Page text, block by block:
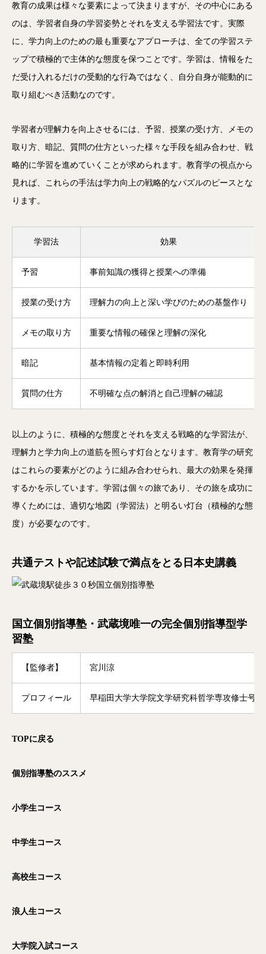
教育の成果は様々な要素によって決まりますが、その中心にある
のは、学習者自身の学習姿勢とそれを支える学習法です。実際
に、学力向上のための最も重要なアプローチは、全ての学習ステ
ップで積極的で主体的な態度を保つことです。学習は、情報をた
だ受け入れるだけの受動的な行為ではなく、自分自身が能動的に
取り組むべき活動なのです。
学習者が理解力を向上させるには、予習、授業の受け方、メモの
取り方、暗記、質問の仕方といった様々な手段を組み合わせ、戦
略的に学習を進めていくことが求められます。教育学の視点から
見れば、これらの手法は学力向上の戦略的なパズルのピースとな
ります。
学習法 効果
予習 事前知識の獲得と授業への準備
授業の受け方 理解力の向上と深い学びのための基盤作り
メモの取り方 重要な情報の確保と理解の深化
暗記 基本情報の定着と即時利用
質問の仕方 不明確な点の解消と自己理解の確認
以上のように、積極的な態度とそれを支える戦略的な学習法が、
理解力と学力向上の道筋を照らす灯台となります。教育学の研究
はこれらの要素がどのように組み合わせられ、最大の効果を発揮
するかを示しています。学習は個々の旅であり、その旅を成功に
導くためには、適切な地図（学習法）と明るい灯台（積極的な態
度）が必要なのです。
共通テストや記述試験で満点をとる日本史講義
国立個別指導塾・武蔵境唯一の完全個別指導型学
習塾
【監修者】 宮川涼
プロフィール 早稲田大学大学院文学研究科哲学専攻修士号
TOPに戻る
個別指導塾のススメ
小学生コース
中学生コース
高校生コース
浪人生コース
大学院入試コース